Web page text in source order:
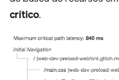
crítico.